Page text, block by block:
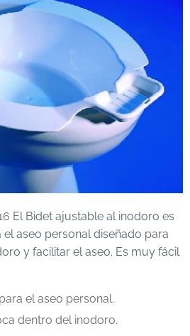
El Bidet ajustable al inodoro es
aseo personal diseñado para
y facilitar el aseo. Es muy fácil
el aseo personal.
dentro del inodoro.